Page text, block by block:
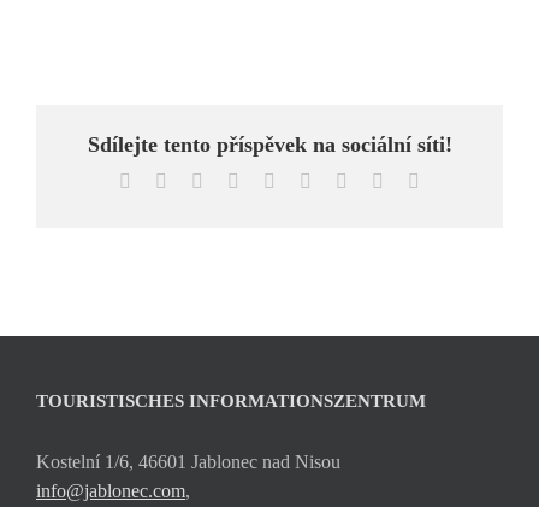
Sdílejte tento příspěvek na sociální síti!
Facebook Reddit LinkedInWhatsApp
TumblrPinterest
TOURISTISCHES INFORMATIONSZENTRUM
Kostelní 1/6, 46601 Jablonec nad Nisou
info@jablonec.com,